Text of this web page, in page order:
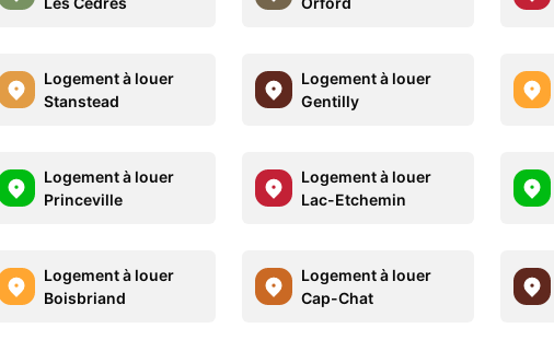
Logement à louer
Stanstead
Logement à louer
Gentilly
Logement à louer
Princeville
Logement à louer
Lac-Etchemin
Logement à louer
Boisbriand
Logement à louer
Cap-Chat